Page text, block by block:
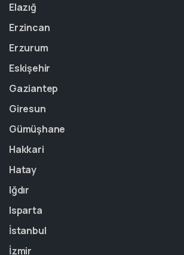
Elazığ
Erzincan
Erzurum
Eskişehir
Gaziantep
Giresun
Gümüşhane
Hakkari
Hatay
Iğdır
Isparta
İstanbul
İzmir